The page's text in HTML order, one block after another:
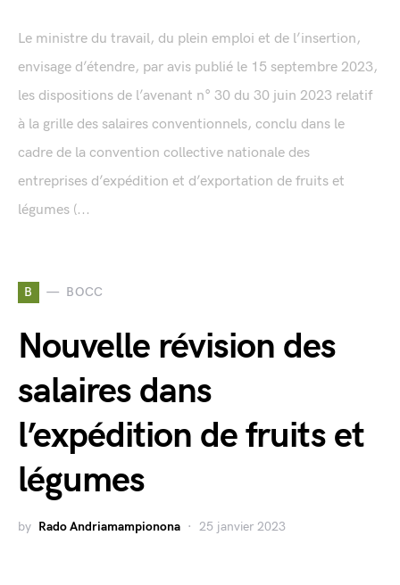
Le ministre du travail, du plein emploi et de l’insertion,
envisage d’étendre, par avis publié le 15 septembre 2023,
les dispositions de l’avenant n° 30 du 30 juin 2023 relatif
à la grille des salaires conventionnels, conclu dans le
cadre de la convention collective nationale des
entreprises d’expédition et d’exportation de fruits et
légumes (...
B BOCC
Nouvelle révision des
salaires dans
l’expédition de fruits et
légumes
by Rado Andriamampionona 25 janvier 2023